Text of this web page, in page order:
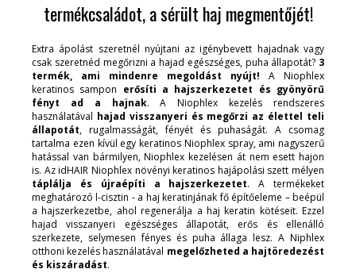
termékcsaládot, a sérült haj megmentőjét!
Extra ápolást szeretnél nyújtani az igénybevett hajadnak vagy
csak szeretnéd megőrizni a hajad egészséges, puha állapotát? 3
termék, ami mindenre megoldást nyújt! A Niophlex
keratinos sampon erősíti a hajszerkezetet és gyönyörű
fényt ad a hajnak. A Niophlex kezelés rendszeres
használatával hajad visszanyeri és megőrzi az élettel teli
állapotát, rugalmasságát, fényét és puhaságát. A csomag
tartalma ezen kívül egy keratinos Niophlex spray, ami nagyszerű
hatással van bármilyen, Niophlex kezelésen át nem esett hajon
is. Az idHAIR Niophlex növényi keratinos hajápolási szett mélyen
táplálja és újraépíti a hajszerkezetet. A termékeket
meghatározó l-cisztin - a haj keratinjának fő építőeleme – beépül
a hajszerkezetbe, ahol regenerálja a haj keratin kötéseit. Ezzel
hajad visszanyeri egészséges állapotát, erős és ellenálló
szerkezete, selymesen fényes és puha állaga lesz. A Niphlex
otthoni kezelés használatával megelőzheted a hajtöredezést
és kiszáradást.